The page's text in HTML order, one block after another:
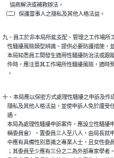
      協商解決或補救辦法。
（二）保護當事人之隱私及其他人格法益。
九、員工於非本局所能支配、管理之工作場所
性騷擾風險類型辨識、提供必要防護措施，
本局知悉員工間發生適用性騷擾防治法或跟
件時，應注意其工作場所性騷擾風險，適時
    。
十、本局應以保密方式處理性騷擾之申訴及作
隱私及其他人格法益，並使申訴人免於遭受
    遇。
本局為處理性騷擾申訴案件，應設立性騷擾
稱委員會），置委員三人至八人，由局長就
中應有具備性別意識之專業人士，且女性委
    ；其委員至少應有三分之二為外部專家學者。